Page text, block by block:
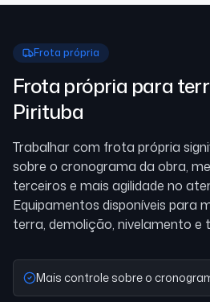
Frota própria
Frota própria para
Pirituba
Trabalhar com frota própria
sobre o cronograma da obra,
terceiros e mais agilidade no
Equipamentos disponíveis para
terra, demolição, nivelamento e
Mais controle sobre o